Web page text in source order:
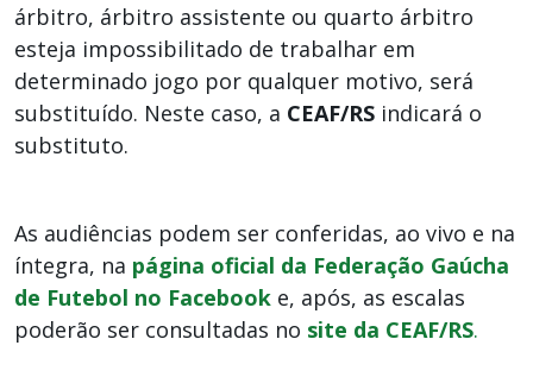
árbitro, árbitro assistente ou quarto árbitro
esteja impossibilitado de trabalhar em
determinado jogo por qualquer motivo, será
substituído. Neste caso, a CEAF/RS indicará o
substituto.
As audiências podem ser conferidas, ao vivo e na
íntegra, na página oficial da Federação Gaúcha
de Futebol no Facebook e, após, as escalas
poderão ser consultadas no site da CEAF/RS.